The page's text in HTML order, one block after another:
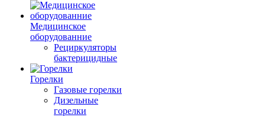
Медицинское
оборудованние
Рециркуляторы
бактерицидные
Горелки
Газовые горелки
Дизельные
горелки